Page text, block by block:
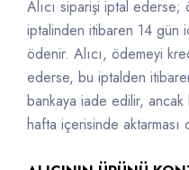
Alıcı siparişi iptal ederse;
iptalinden itibaren 14 gün
ödenir. Alıcı, ödemeyi
ederse, bu iptalden
bankaya iade edilir, ancak
hafta içerisinde aktarması